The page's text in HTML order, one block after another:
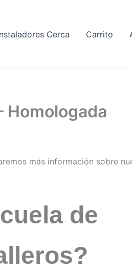
Cerca Carrito
Homologada
más información sobre
de